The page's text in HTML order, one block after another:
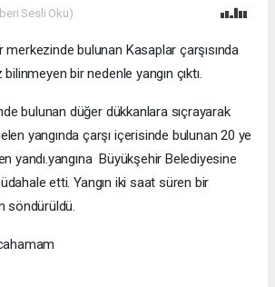
Sesli Oku)
merkezinde bulunan Kasaplar çarşısında
bir nedenle yangın çıktı.
bulunan düğer dükkanlara sıçrayarak
yangında çarşı içerisinde bulunan 20 ye
yandı.yangına Büyükşehir Belediyesine
etti. Yangın iki saat süren bir
söndürüldü.